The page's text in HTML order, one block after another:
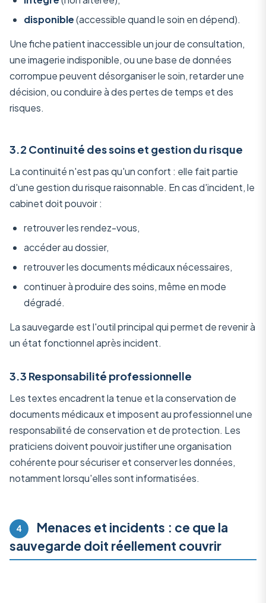
disponible(accessible quand le soin en dépend).
Une fiche patient inaccessible un jour de consultation,
une imagerie indisponible, ou une base de données
corrompue peuvent désorganiser le soin, retarder une
décision, ou conduire à des pertes de temps et des
risques.
3.2 Continuité des soins et gestion du risque
La continuité n'est pas qu'un confort : elle fait partie
d'une gestion du risque raisonnable. En cas d'incident, le
cabinet doit pouvoir :
retrouver les rendez-vous,
accéder au dossier,
retrouver les documents médicaux nécessaires,
continuer à produire des soins, même en mode
dégradé.
La sauvegarde est l'outil principal qui permet de revenir à
un état fonctionnel après incident.
3.3 Responsabilité professionnelle
Les textes encadrent la tenue et la conservation de
documents médicaux et imposent au professionnel une
responsabilité de conservation et de protection. Les
praticiens doivent pouvoir justifier une organisation
cohérente pour sécuriser et conserver les données,
notamment lorsqu'elles sont informatisées.
4
Menaces et incidents : ce que la
sauvegarde doit réellement couvrir